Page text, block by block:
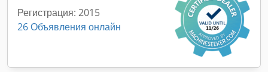
Регистрация: 2015
26 Объявления онлайн